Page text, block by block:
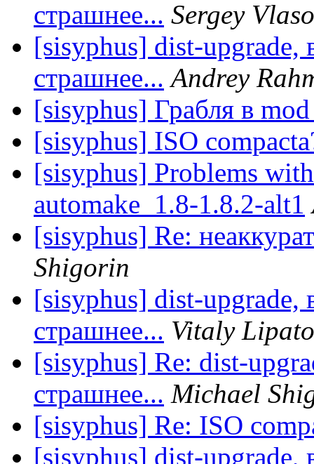
страшнее... Sergey
[sisyphus] dist-upgrade,
страшнее... Andrey
[sisyphus] Грабля в
[sisyphus] ISO
[sisyphus] Problems
automake_1.8-1.8.2-alt1
[sisyphus] Re:
Shigorin
[sisyphus] dist-upgrade,
страшнее... Vitaly
[sisyphus] Re: dist-
страшнее... Michael
[sisyphus] Re: ISO
[sisyphus] dist-upgrade,